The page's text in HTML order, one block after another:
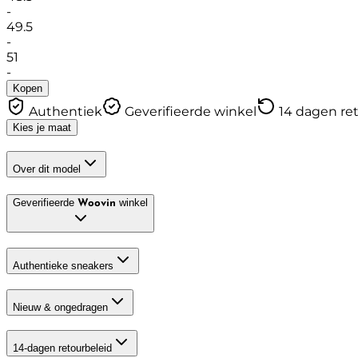
-
49.5
-
51
-
Kopen
Authentiek Geverifieerde winkel 14 dagen
Kies je maat
Over dit model
Geverifieerde Woovin winkel
Authentieke sneakers
Nieuw & ongedragen
14-dagen retourbeleid